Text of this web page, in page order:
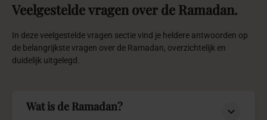
Veelgesteldevragen over de Ramadan.
In deze veelgestelde vragen sectie vind je heldere antwoorden op
de belangrijkste vragen over de Ramadan, overzichtelijk en
duidelijk uitgelegd.
Wat is de Ramadan?